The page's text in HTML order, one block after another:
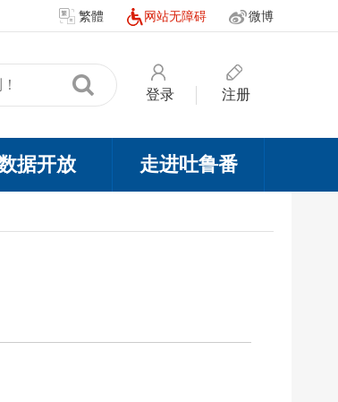
繁體 网站无障碍 微博
登录 注册
据开放 走进吐鲁番